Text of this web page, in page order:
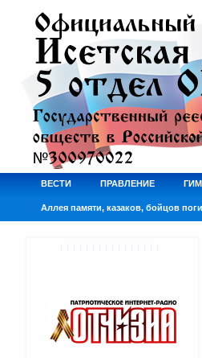
ВЕСТИ ПРАВЛЕНИЕ
Аллея памяти, казаков, бойцов